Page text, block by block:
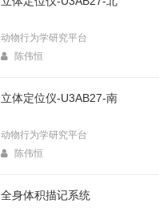
动物行为学研究平台
陈伟恒
立体定位仪-U3AB27-南
动物行为学研究平台
陈伟恒
全身体积描记系统